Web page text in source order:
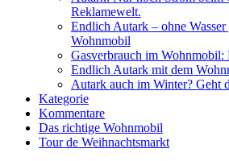
Reklamewelt.
Endlich Autark – ohne
Wohnmobil
Gasverbrauch im
Endlich Autark mit dem
Autark auch im Winter? Geht
Kategorie
Kommentare
Das richtige Wohnmobil
Tour de Weihnachtsmarkt